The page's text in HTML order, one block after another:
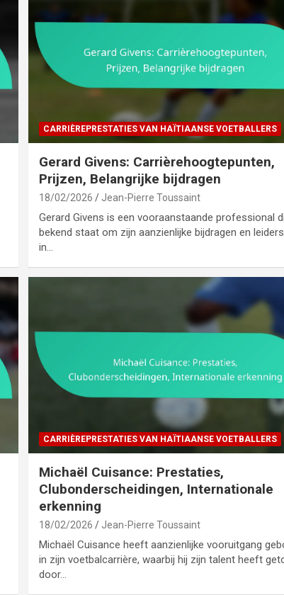
CARRIÈREPRESTATIES VAN HAÏTIAANSE VOETBALLERS
Gerard Givens: Carrièrehoogtepunten,
Prijzen, Belangrijke bijdragen
18/02/2026 Jean-Pierre Toussaint
Gerard Givens is een vooraanstaande professional
bekend staat om zijn aanzienlijke bijdragen en
in…
CARRIÈREPRESTATIES VAN HAÏTIAANSE VOETBALLERS
Michaël Cuisance: Prestaties,
Clubonderscheidingen, Internationale
erkenning
18/02/2026 Jean-Pierre Toussaint
Michaël Cuisance heeft aanzienlijke vooruitgang
in zijn voetbalcarrière, waarbij hij zijn talent heeft
door…